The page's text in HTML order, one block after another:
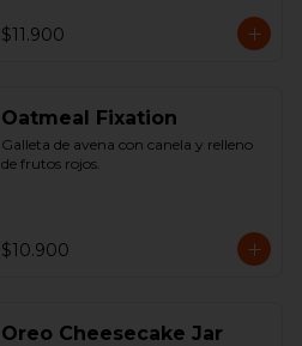
$11.900
Oatmeal Fixation
Galleta de avena con canela y relleno
de frutos rojos.
$10.900
Oreo Cheesecake Jar